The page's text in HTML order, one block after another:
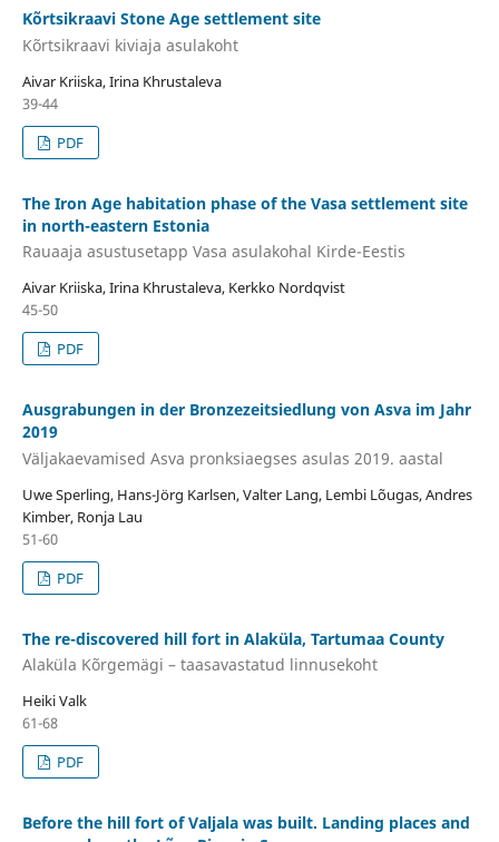
Kõrtsikraavi Stone Age settlement site
Kõrtsikraavi kiviaja asulakoht
Aivar Kriiska, Irina Khrustaleva
39-44
PDF
The Iron Age habitation phase of the Vasa settlement site
in north-eastern Estonia
Rauaaja asustusetapp Vasa asulakohal Kirde-Eestis
Aivar Kriiska, Irina Khrustaleva, Kerkko Nordqvist
45-50
PDF
Ausgrabungen in der Bronzezeitsiedlung von Asva im Jahr
2019
Väljakaevamised Asva pronksiaegses asulas 2019. aastal
Uwe Sperling, Hans-Jörg Karlsen, Valter Lang, Lembi Lõugas, Andres
Kimber, Ronja Lau
51-60
PDF
The re-discovered hill fort in Alaküla, Tartumaa County
Alaküla Kõrgemägi – taasavastatud linnusekoht
Heiki Valk
61-68
PDF
Before the hill fort of Valjala was built. Landing places and